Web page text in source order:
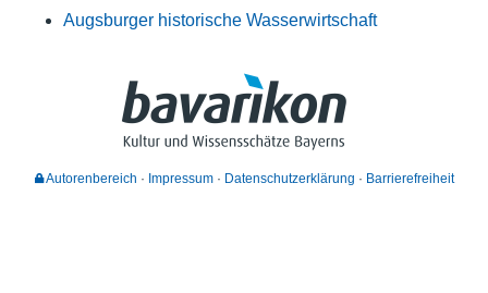
Augsburger historische Wasserwirtschaft
Autorenbereich Impressum Datenschutzerklärung Barrierefreiheit